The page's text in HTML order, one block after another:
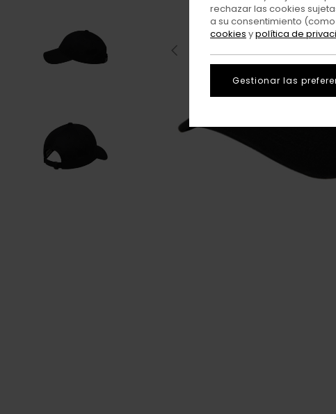
rechazar las cookies
a su consentimiento
cookies ypolítica de
Gestionar las